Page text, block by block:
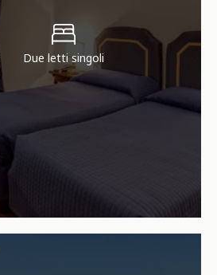
Due letti singoli